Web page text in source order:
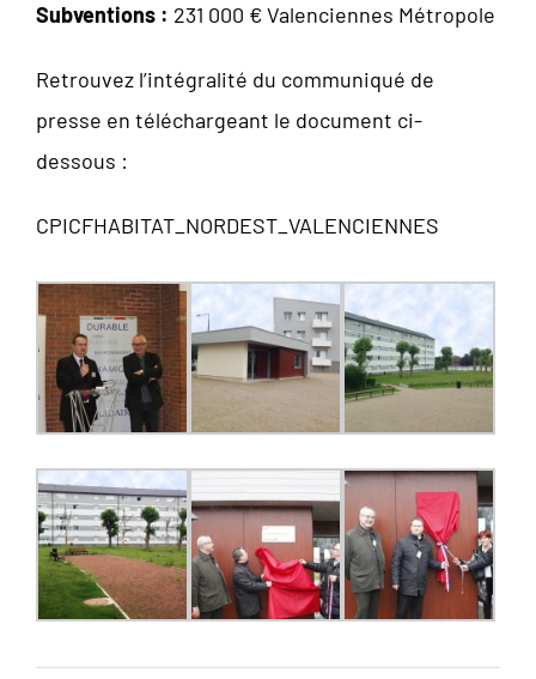
Subventions : 231 000 € Valenciennes Métropole
Retrouvez l’intégralité du communiqué de
presse en téléchargeant le document ci-
dessous :
CPICFHABITAT_NORDEST_VALENCIENNES